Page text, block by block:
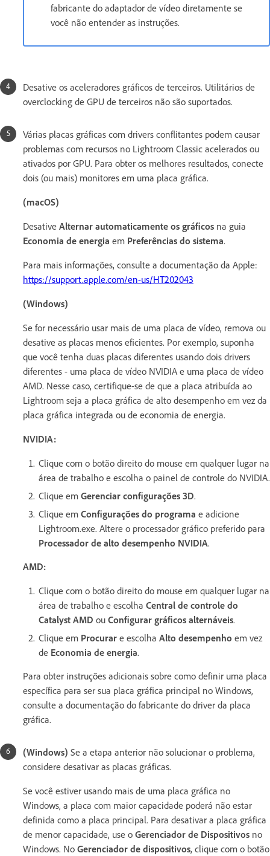
fabricante do adaptador de vídeo diretamente se
você não entender as instruções.
Desative os aceleradores gráficos de terceiros. Utilitários de
overclocking de GPU de terceiros não são suportados.
Várias placas gráficas com drivers conflitantes podem causar
problemas com recursos no Lightroom Classic acelerados ou
ativados por GPU. Para obter os melhores resultados, conecte
dois (ou mais) monitores em uma placa gráfica.
(macOS)
Desative Alternar automaticamente os gráficos na guia
Economia de energia em Preferências do sistema.
Para mais informações, consulte a documentação da Apple:
https://support.apple.com/en-us/HT202043
(Windows)
Se for necessário usar mais de uma placa de vídeo, remova ou
desative as placas menos eficientes. Por exemplo, suponha
que você tenha duas placas diferentes usando dois drivers
diferentes - uma placa de vídeo NVIDIA e uma placa de vídeo
AMD. Nesse caso, certifique-se de que a placa atribuída ao
Lightroom seja a placa gráfica de alto desempenho em vez da
placa gráfica integrada ou de economia de energia.
NVIDIA:
Clique com o botão direito do mouse em qualquer lugar na
área de trabalho e escolha o painel de controle do NVIDIA.
Clique em Gerenciar configurações 3D.
Clique em Configurações do programa e adicione
Lightroom.exe. Altere o processador gráfico preferido para
Processador de alto desempenho NVIDIA.
AMD:
Clique com o botão direito do mouse em qualquer lugar na
área de trabalho e escolha Central de controle do
Catalyst AMD ou Configurar gráficos alternáveis.
Clique em Procurar e escolha Alto desempenho em vez
de Economia de energia.
Para obter instruções adicionais sobre como definir uma placa
específica para ser sua placa gráfica principal no Windows,
consulte a documentação do fabricante do driver da placa
gráfica.
(Windows) Se a etapa anterior não solucionar o problema,
considere desativar as placas gráficas.
Se você estiver usando mais de uma placa gráfica no
Windows, a placa com maior capacidade poderá não estar
definida como a placa principal. Para desativar a placa gráfica
de menor capacidade, use o Gerenciador de Dispositivos no
Windows. No Gerenciador de dispositivos, clique com o botão